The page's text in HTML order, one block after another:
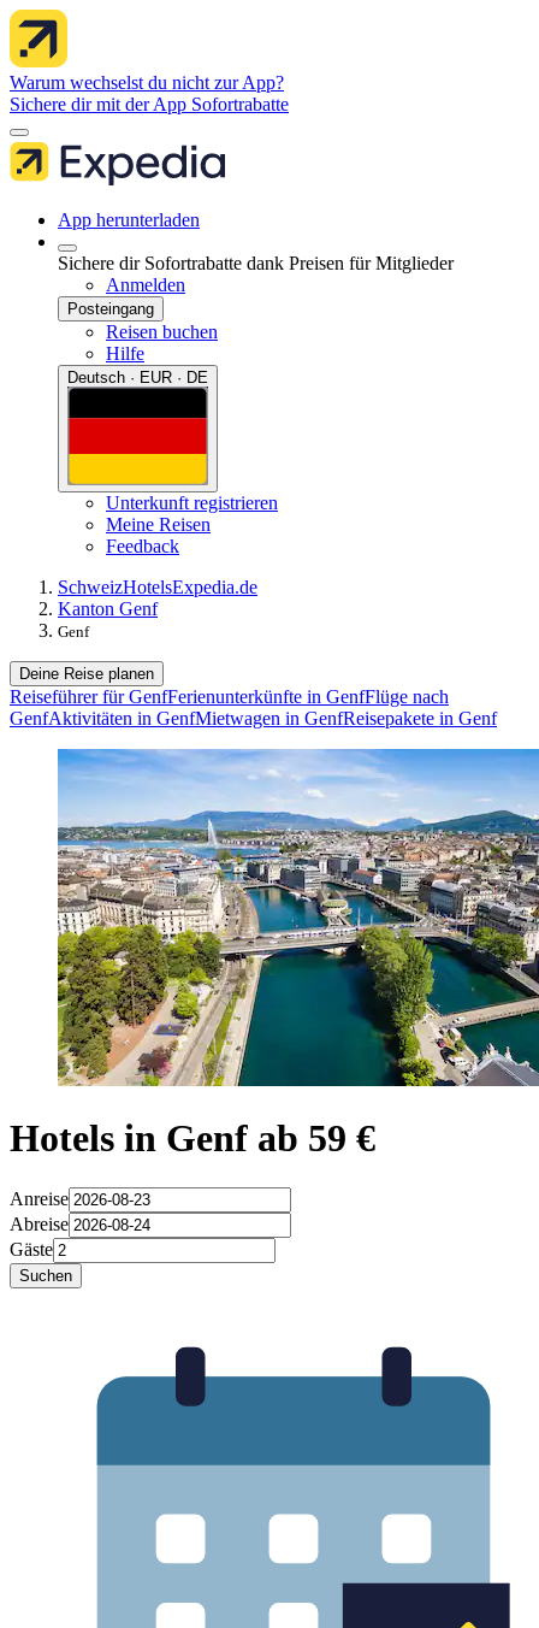
Warum wechselst du nicht zur App?
Sichere dir mit der App Sofortrabatte
App herunterladen
Sichere dir Sofortrabatte dank Preisen für Mitglieder
Anmelden
Posteingang
Reisen buchen
Hilfe
Deutsch · EUR · DE
Unterkunft registrieren
Meine Reisen
Feedback
SchweizHotelsExpedia.de
Kanton Genf
Genf
Deine Reise planen
Reiseführer für GenfFerienunterkünfte in GenfFlüge nach
GenfAktivitäten in GenfMietwagen in GenfReisepakete in Genf
Hotels in Genf ab 59 €
Anreise
Abreise
Gäste
Suchen